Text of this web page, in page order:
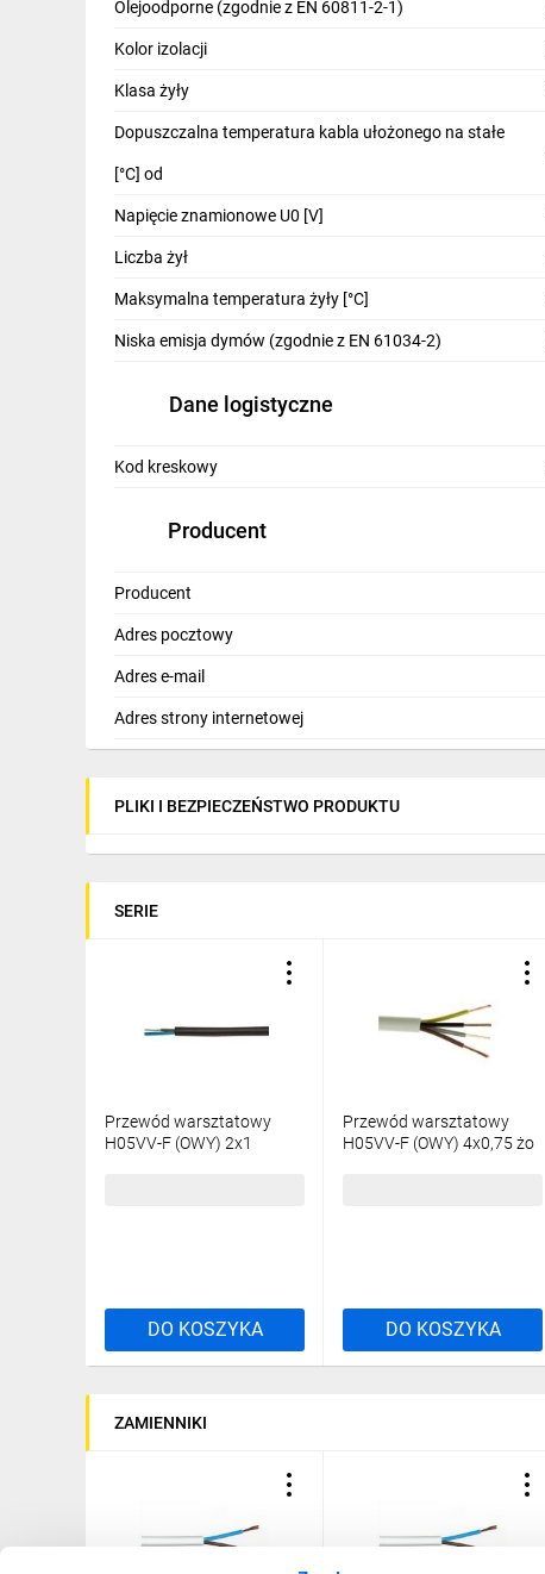
Odzież ochronna i BHP
Inne
Budowa i Remont
Elektronika
Smart home
Wentylacja i rekuperacja
Olejoodporne (zgodnie z EN 60811-2-1)
Kolor izolacji
Klasa żyły
Dopuszczalna temperatura kabla ułożonego na stałe
[°C] od
Napięcie znamionowe U0 [V]
Liczba żył
Maksymalna temperatura żyły [°C]
Niska emisja dymów (zgodnie z EN 61034-2)
Dane logistyczne
Kod kreskowy
Producent
Producent
Adres pocztowy
Adres e-mail
Adres strony internetowej
PLIKI I BEZPIECZEŃSTWO PRODUKTU
SERIE
Przewód warsztatowy
H05VV-F (OWY) 2x1
DO KOSZYKA
Przewód warsztatowy
H05VV-F (OWY) 4x0,75 żo
DO KOSZYKA
ZAMIENNIKI